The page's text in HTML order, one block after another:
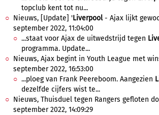
topclub kent tot nu...
Nieuws, [Update] 'Liverpool- Ajax lijkt
september 2022, 11:04:00
...staat voor Ajax de uitwedstrijd tegen
programma. Update...
Nieuws, Ajax begint in Youth League met
september 2022, 16:53:00
...ploeg van Frank Peereboom. Aangezien
dezelfde cijfers wist te...
Nieuws, Thuisduel tegen Rangers gefloten
september 2022, 14:09:29